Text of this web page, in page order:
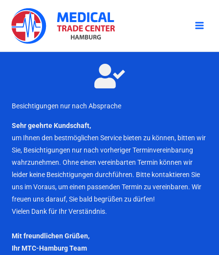
Inhalt
springen
Besichtigungen nur nach Absprache
Sehr geehrte Kundschaft,
um Ihnen den bestmöglichen Service bieten zu können, bitten wir
Sie, Besichtigungen nur nach vorheriger Terminvereinbarung
wahrzunehmen. Ohne einen vereinbarten Termin können wir
leider keine Besichtigungen durchführen. Bitte kontaktieren Sie
uns im Voraus, um einen passenden Termin zu vereinbaren. Wir
freuen uns darauf, Sie bald begrüßen zu dürfen!
Vielen Dank für Ihr Verständnis.
Mit freundlichen Grüßen,
Ihr MTC-Hamburg Team